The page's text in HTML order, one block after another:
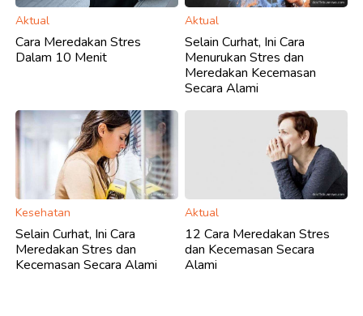
Aktual
Cara Meredakan Stres
Dalam 10 Menit
Aktual
Selain Curhat, Ini Cara
Menurukan Stres dan
Meredakan Kecemasan
Secara Alami
Kesehatan
Selain Curhat, Ini Cara
Meredakan Stres dan
Kecemasan Secara Alami
Aktual
12 Cara Meredakan Stres
dan Kecemasan Secara
Alami